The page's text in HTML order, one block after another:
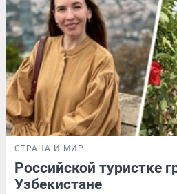
СТРАНА И МИР
Российской туристке
Узбекистане